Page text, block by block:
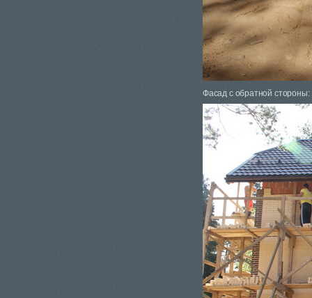
Фасад с обратной стороны: